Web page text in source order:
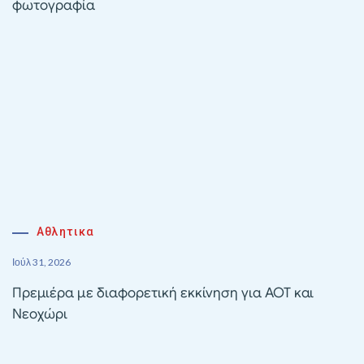
φωτογραφία
Αθλητικα
Ιούλ 31, 2026
Πρεμιέρα με διαφορετική εκκίνηση για ΑΟΤ και
Νεοχώρι